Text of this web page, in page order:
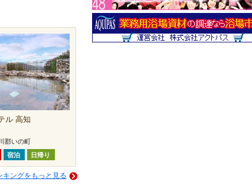
ル 高知
郡いの町
宿泊 日帰り
キングをもっと見る